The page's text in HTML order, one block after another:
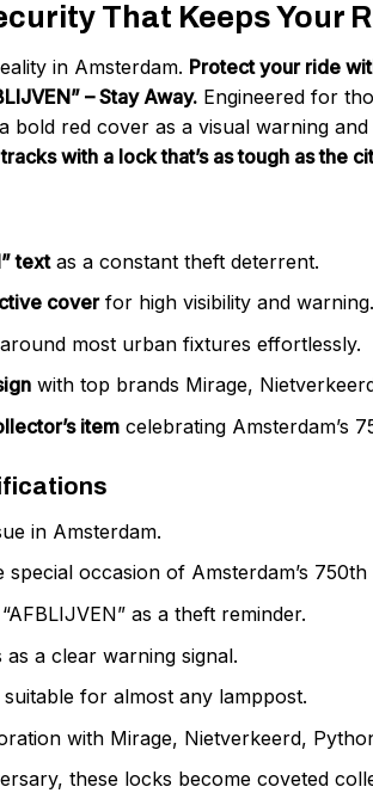
That Keeps Your
in Amsterdam. Protect your ride
– Stay Away. Engineered for
bold red cover as a visual warning
with a lock that’s as tough as the
textas a constant theft deterrent.
coverfor high visibility and warning.
most urban fixtures effortlessly.
with top brands Mirage,
itemcelebrating Amsterdam’s
in Amsterdam.
special occasion of Amsterdam’s 750th
as a theft reminder.
as a clear warning signal.
suitable for almost any lamppost.
with Mirage, Nietverkeerd,
these locks become coveted